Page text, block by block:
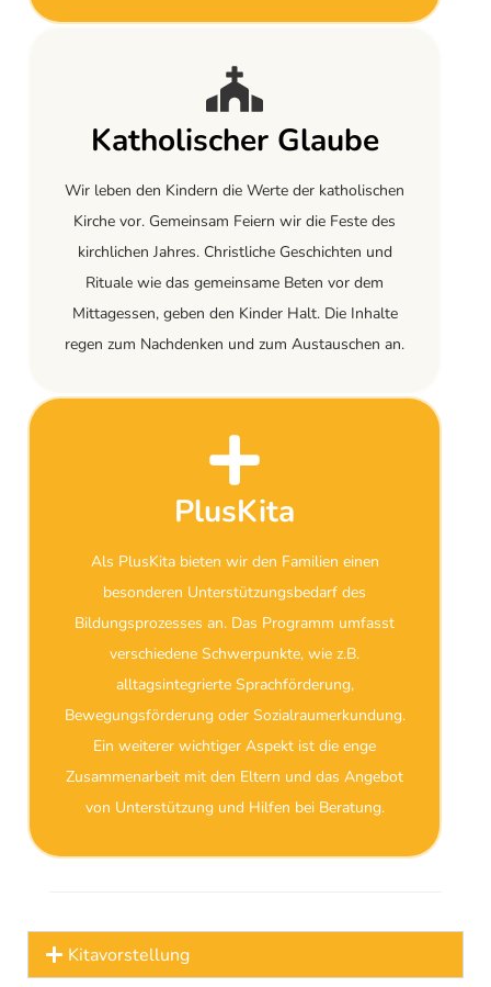
Katholischer Glaube
Wir leben den Kindern die Werte der katholischen
Kirche vor. Gemeinsam Feiern wir die Feste des
kirchlichen Jahres. Christliche Geschichten und
Rituale wie das gemeinsame Beten vor dem
Mittagessen, geben den Kinder Halt. Die Inhalte
regen zum Nachdenken und zum Austauschen an.
PlusKita
Als PlusKita bieten wir den Familien einen
besonderen Unterstützungsbedarf des
Bildungsprozesses an. Das Programm umfasst
verschiedene Schwerpunkte, wie z.B.
alltagsintegrierte Sprachförderung,
Bewegungsförderung oder Sozialraumerkundung.
Ein weiterer wichtiger Aspekt ist die enge
Zusammenarbeit mit den Eltern und das Angebot
von Unterstützung und Hilfen bei Beratung.
Kitavorstellung